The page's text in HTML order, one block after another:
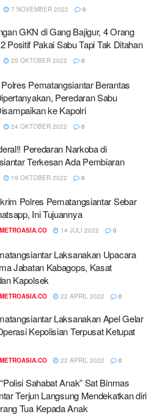
7 NOVEMBER 2022 0
GKN di Gang Bajigur, 4 Orang
Positif Pakai Sabu Tapi Tak Ditahan
25 OKTOBER 2022 0
Pematangsiantar Berantas
Peredaran Sabu
ke Kapolri
24 OKTOBER 2022 0
Peredaran Narkoba di
Terkesan Ada Pembiaran
19 OKTOBER 2022 0
Polres Pematangsiantar Sebar
Ini Tujuannya
14 JULI 2022 0
Laksanakan Upacara
Jabatan Kabagops, Kasat
Kapolsek
22 APRIL 2022 0
Laksanakan Apel Gelar
Kepolisian Terpusat Ketupat
22 APRIL 2022 0
Sahabat Anak” Sat Binmas
Terjun Langsung Mendekatkan diri
Tua Kepada Anak